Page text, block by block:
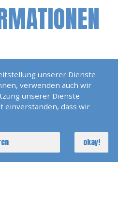
unserer Dienste
verwenden auch wir
unserer Dienste
einverstanden, dass wir
okay!